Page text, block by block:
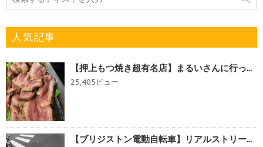
人気記事
【押上もつ焼き超有名店】まるいさんに行っ...
25,405ビュー
【ブリジストン電動自転車】リアルストリー...